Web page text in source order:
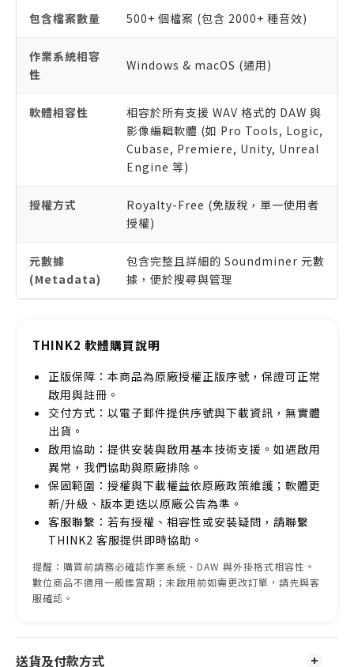
包含檔案數量 500+ 個檔案 (包含 2000+ 種音效)
作業系統相容
性
Windows & macOS (通用)
軟體相容性
相容於所有支援 WAV 格式的 DAW 與
影像編輯軟體 (如 Pro Tools, Logic,
Cubase, Premiere, Unity, Unreal
Engine 等)
授權方式
Royalty-Free (免版稅，單一使用者
授權)
元數據
(Metadata)
包含完整且詳細的 Soundminer 元數
據，便於搜尋與管理
THINK2 軟體購買說明
正版保障：本商品為原廠授權正版序號，保證可正常
啟用與註冊。
交付方式：以電子郵件提供序號與下載資訊，無實體
出貨。
啟用協助：提供安裝與啟用基本技術支援。如遇啟用
異常，我們協助與原廠排除。
保固範圍：授權與下載權益依原廠政策維護；軟體更
新/升級、版本更迭以原廠公告為準。
客服聯繫：若有授權、相容性或安裝疑問，請聯繫
THINK2 客服提供即時協助。
提醒：購買前請務必確認作業系統、DAW 與外掛格式相容性。
數位商品不適用一般鑑賞期；未啟用前如需更改訂單，請先與客
服確認。
送貨及付款方式